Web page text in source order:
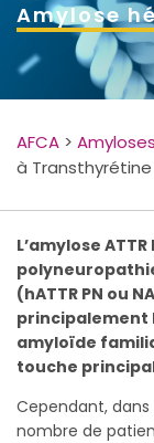
Amylose
AFCA > Amyloses
à Transthyrétine
L’amylose
(hATTR PN ou
principalement
amyloïde
touche
Cependant,
nombre de